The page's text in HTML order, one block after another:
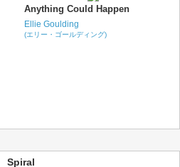
Anything Could Happen
Ellie Goulding
(エリー・ゴールディング)
Spiral